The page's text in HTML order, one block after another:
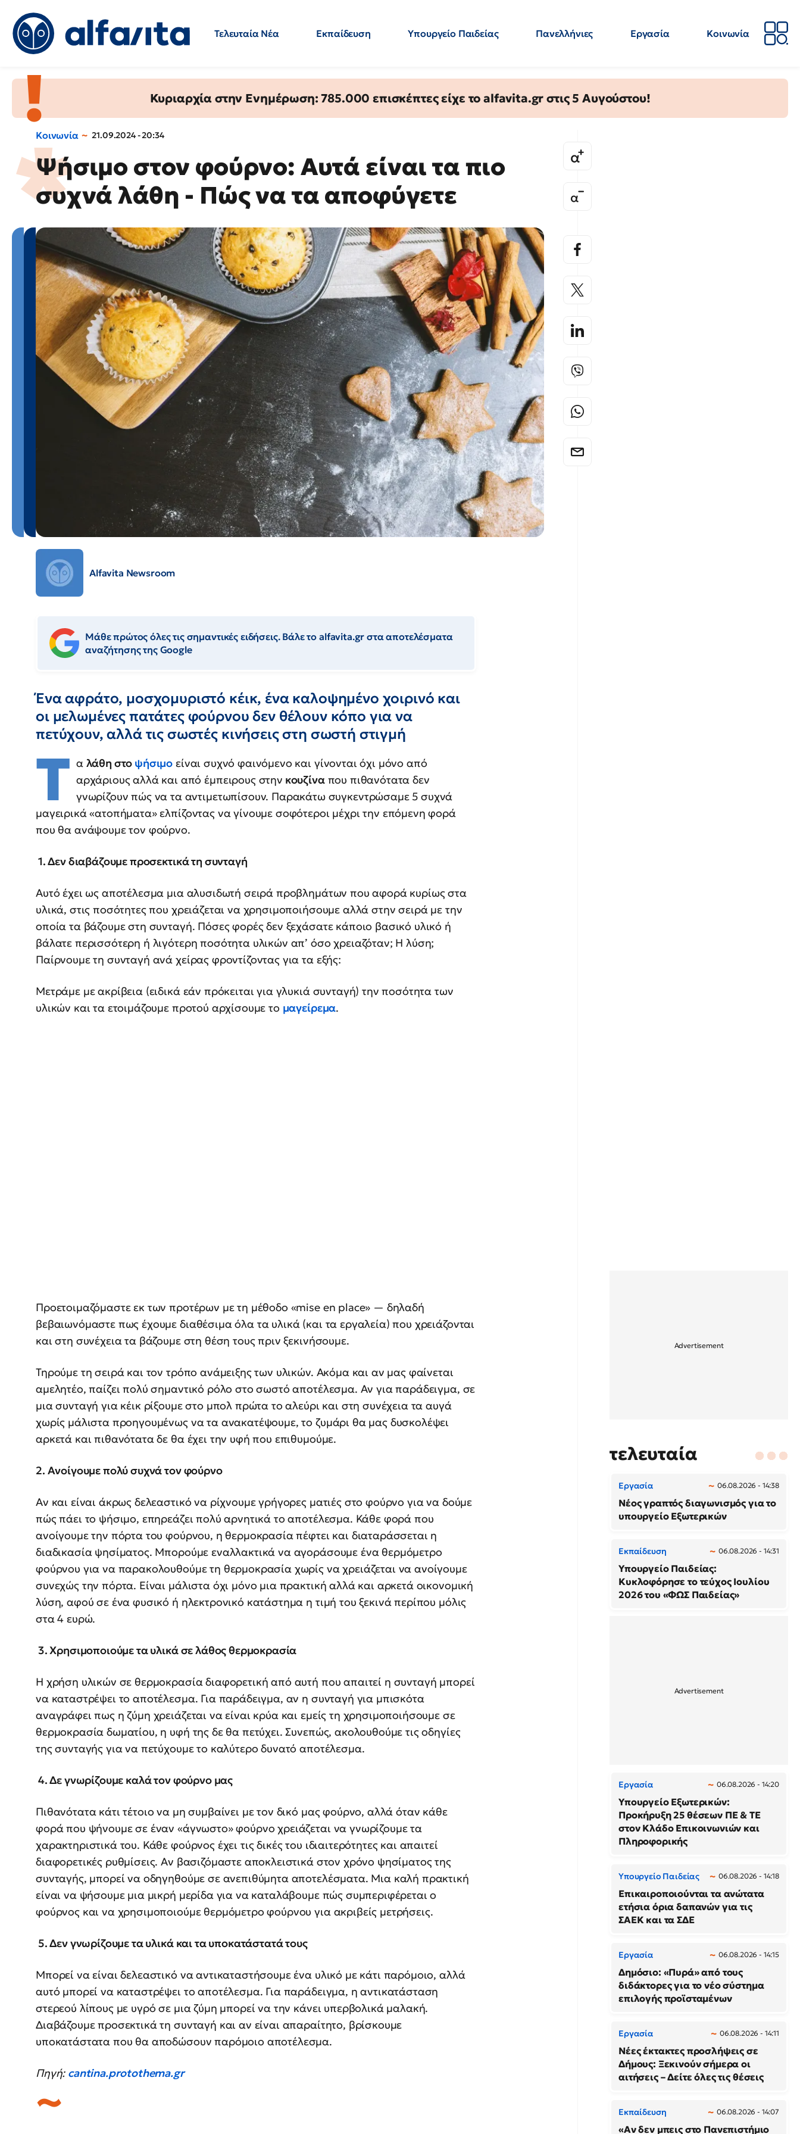
Τελευταία Νέα Εκπαίδευση Υπουργείο Παιδείας Πανελλήνιες Εργασία
Κοινωνία
Κυριαρχία στην Ενημέρωση: 785.000 επισκέπτες είχε το alfavita.gr στις 5 Αυγούστου!
Κοινωνία 21.09.2024 - 20:34
Ψήσιμο στον φούρνο: Αυτά είναι τα πιο
συχνά λάθη - Πώς να τα αποφύγετε
Alfavita Newsroom
Μάθε πρώτος όλες τις σημαντικές ειδήσεις. Βάλε το alfavita.gr στα αποτελέσματα
αναζήτησης της Google
Ένα αφράτο, μοσχομυριστό κέικ, ένα καλοψημένο χοιρινό και
οι μελωμένες πατάτες φούρνου δεν θέλουν κόπο για να
πετύχουν, αλλά τις σωστές κινήσεις στη σωστή στιγμή
Τ α λάθη στο ψήσιμο είναι συχνό φαινόμενο και γίνονται όχι μόνο από
αρχάριους αλλά και από έμπειρους στην κουζίναπου πιθανότατα δεν
γνωρίζουν πώς να τα αντιμετωπίσουν. Παρακάτω συγκεντρώσαμε 5 συχνά
μαγειρικά «ατοπήματα» ελπίζοντας να γίνουμε σοφότεροι μέχρι την επόμενη φορά
που θα ανάψουμε τον φούρνο.
1. Δεν διαβάζουμε προσεκτικά τη συνταγή
Αυτό έχει ως αποτέλεσμα μια αλυσιδωτή σειρά προβλημάτων που αφορά κυρίως στα
υλικά, στις ποσότητες που χρειάζεται να χρησιμοποιήσουμε αλλά στην σειρά με την
οποία τα βάζουμε στη συνταγή. Πόσες φορές δεν ξεχάσατε κάποιο βασικό υλικό ή
βάλατε περισσότερη ή λιγότερη ποσότητα υλικών απ’ όσο χρειαζόταν; Η λύση;
Παίρνουμε τη συνταγή ανά χείρας φροντίζοντας για τα εξής:
Μετράμε με ακρίβεια (ειδικά εάν πρόκειται για γλυκιά συνταγή) την ποσότητα των
υλικών και τα ετοιμάζουμε προτού αρχίσουμε το μαγείρεμα.
Προετοιμαζόμαστε εκ των προτέρων με τη μέθοδο «mise en place» — δηλαδή
βεβαιωνόμαστε πως έχουμε διαθέσιμα όλα τα υλικά (και τα εργαλεία) που χρειάζονται
και στη συνέχεια τα βάζουμε στη θέση τους πριν ξεκινήσουμε.
Τηρούμε τη σειρά και τον τρόπο ανάμειξης των υλικών. Ακόμα και αν μας φαίνεται
αμελητέο, παίζει πολύ σημαντικό ρόλο στο σωστό αποτέλεσμα. Αν για παράδειγμα, σε
μια συνταγή για κέικ ρίξουμε στο μπολ πρώτα το αλεύρι και στη συνέχεια τα αυγά
χωρίς μάλιστα προηγουμένως να τα ανακατέψουμε, το ζυμάρι θα μας δυσκολέψει
αρκετά και πιθανότατα δε θα έχει την υφή που επιθυμούμε.
2. Ανοίγουμε πολύ συχνά τον φούρνο
Αν και είναι άκρως δελεαστικό να ρίχνουμε γρήγορες ματιές στο φούρνο για να δούμε
πώς πάει το ψήσιμο, επηρεάζει πολύ αρνητικά το αποτέλεσμα. Κάθε φορά που
ανοίγουμε την πόρτα του φούρνου, η θερμοκρασία πέφτει και διαταράσσεται η
διαδικασία ψησίματος. Μπορούμε εναλλακτικά να αγοράσουμε ένα θερμόμετρο
φούρνου για να παρακολουθούμε τη θερμοκρασία χωρίς να χρειάζεται να ανοίγουμε
συνεχώς την πόρτα. Είναι μάλιστα όχι μόνο μια πρακτική αλλά και αρκετά οικονομική
λύση, αφού σε ένα φυσικό ή ηλεκτρονικό κατάστημα η τιμή του ξεκινά περίπου μόλις
στα 4 ευρώ.
3. Χρησιμοποιούμε τα υλικά σε λάθος θερμοκρασία
Η χρήση υλικών σε θερμοκρασία διαφορετική από αυτή που απαιτεί η συνταγή μπορεί
να καταστρέψει το αποτέλεσμα. Για παράδειγμα, αν η συνταγή για μπισκότα
αναγράφει πως η ζύμη χρειάζεται να είναι κρύα και εμείς τη χρησιμοποιήσουμε σε
θερμοκρασία δωματίου, η υφή της δε θα πετύχει. Συνεπώς, ακολουθούμε τις οδηγίες
της συνταγής για να πετύχουμε το καλύτερο δυνατό αποτέλεσμα.
4. Δε γνωρίζουμε καλά τον φούρνο μας
Πιθανότατα κάτι τέτοιο να μη συμβαίνει με τον δικό μας φούρνο, αλλά όταν κάθε
φορά που ψήνουμε σε έναν «άγνωστο» φούρνο χρειάζεται να γνωρίζουμε τα
χαρακτηριστικά του. Κάθε φούρνος έχει τις δικές του ιδιαιτερότητες και απαιτεί
διαφορετικές ρυθμίσεις. Αν βασιζόμαστε αποκλειστικά στον χρόνο ψησίματος της
συνταγής, μπορεί να οδηγηθούμε σε ανεπιθύμητα αποτελέσματα. Μια καλή πρακτική
είναι να ψήσουμε μια μικρή μερίδα για να καταλάβουμε πώς συμπεριφέρεται ο
φούρνος και να χρησιμοποιούμε θερμόμετρο φούρνου για ακριβείς μετρήσεις.
5. Δεν γνωρίζουμε τα υλικά και τα υποκατάστατά τους
Μπορεί να είναι δελεαστικό να αντικαταστήσουμε ένα υλικό με κάτι παρόμοιο, αλλά
αυτό μπορεί να καταστρέψει το αποτέλεσμα. Για παράδειγμα, η αντικατάσταση
στερεού λίπους με υγρό σε μια ζύμη μπορεί να την κάνει υπερβολικά μαλακή.
Διαβάζουμε προσεκτικά τη συνταγή και αν είναι απαραίτητο, βρίσκουμε
υποκατάστατα που θα αποδώσουν παρόμοιο αποτέλεσμα.
Πηγή: cantina.protothema.gr
τελευταία
Εργασία 06.08.2026 - 14:38
Νέος γραπτός διαγωνισμός για το
υπουργείο Εξωτερικών
Εκπαίδευση 06.08.2026 - 14:31
Υπουργείο Παιδείας:
Κυκλοφόρησε το τεύχος Ιουλίου
2026 του «ΦΩΣ Παιδείας»
Εργασία 06.08.2026 - 14:20
Υπουργείο Εξωτερικών:
Προκήρυξη 25 θέσεων ΠΕ & ΤΕ
στον Κλάδο Επικοινωνιών και
Πληροφορικής
Υπουργείο Παιδείας 06.08.2026 - 14:18
Επικαιροποιούνται τα ανώτατα
ετήσια όρια δαπανών για τις
ΣΑΕΚ και τα ΣΔΕ
Εργασία 06.08.2026 - 14:15
Δημόσιο: «Πυρά» από τους
διδάκτορες για το νέο σύστημα
επιλογής προϊσταμένων
Εργασία 06.08.2026 - 14:11
Νέες έκτακτες προσλήψεις σε
Δήμους: Ξεκινούν σήμερα οι
αιτήσεις – Δείτε όλες τις θέσεις
Εκπαίδευση 06.08.2026 - 14:07
«Αν δεν μπεις στο Πανεπιστήμιο